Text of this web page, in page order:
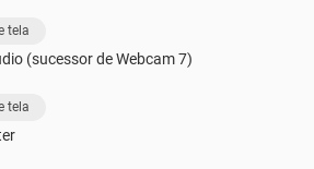
tela
(sucessor de Webcam 7)
tela